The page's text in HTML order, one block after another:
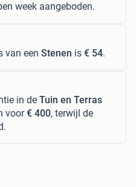
week aangeboden.
van een Stenen is € 54.
in de Tuin en Terras
voor€ 400, terwijl de